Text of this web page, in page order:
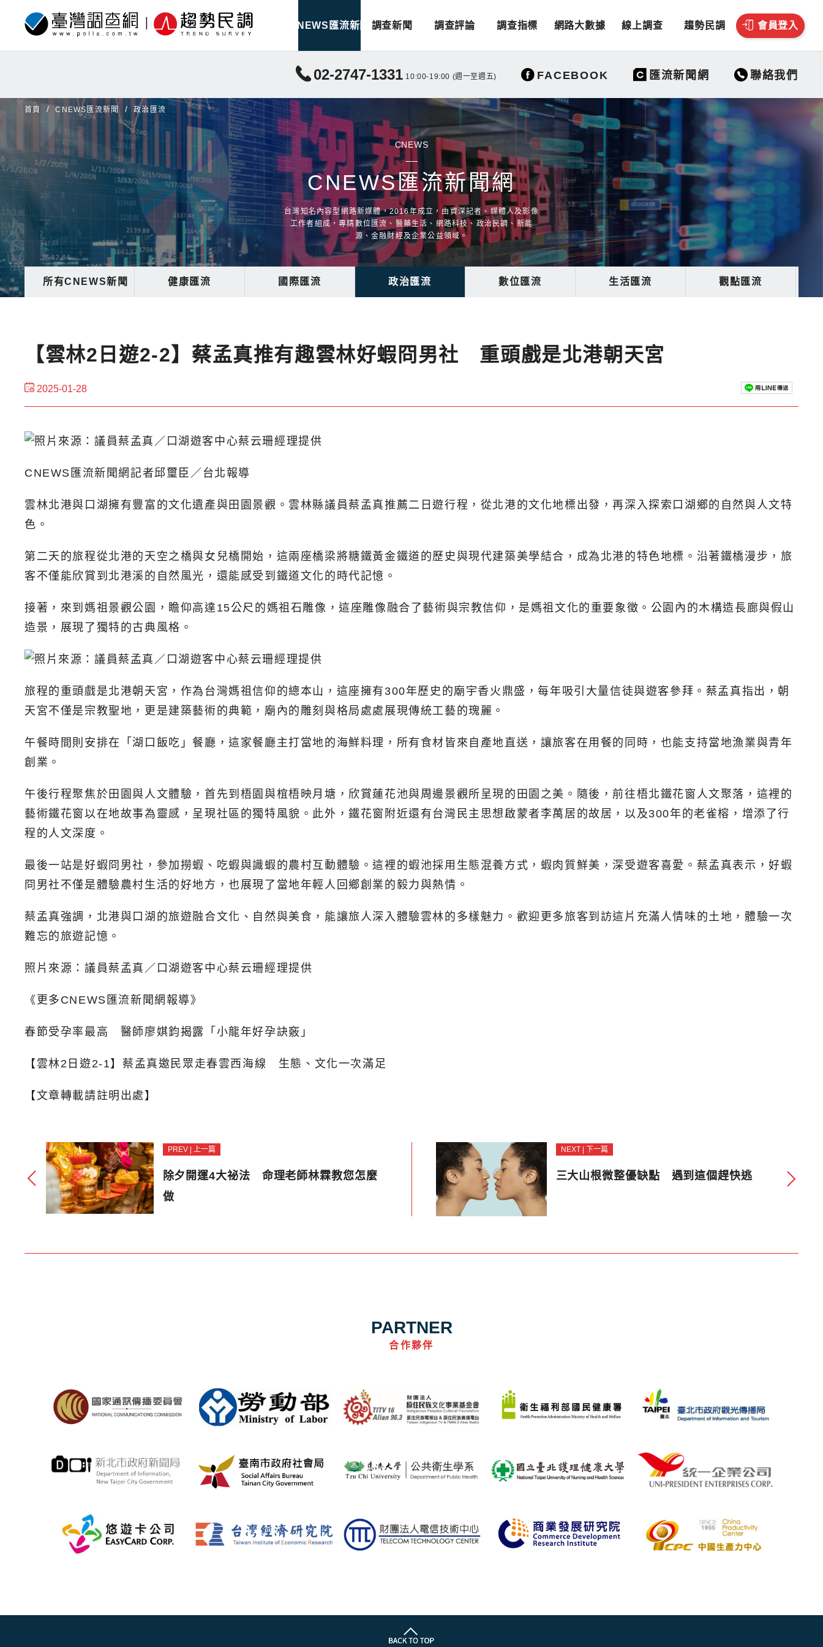
CNEWS匯流新聞 調查新聞 調查評論 調查指標 網路大數據 線上調查 趨勢民調 會員登入
02-2747-1331 10:00-19:00 (週一至週五) FACEBOOK 匯流新聞網 聯絡我們
首頁 CNEWS匯流新聞 政治匯流
CNEWS
CNEWS匯流新聞網
台灣知名內容型網路新媒體，2016年成立，由資深記者、媒體人及影像
工作者組成，專精數位匯流、醫藥生活、網路科技、政治民調、新能
源、金融財經及企業公益領域。
所有CNEWS新聞 健康匯流 國際匯流 政治匯流 數位匯流 生活匯流 觀點匯流
【雲林2日遊2-2】蔡孟真推有趣雲林好蝦冏男社 重頭戲是北港朝天宮
2025-01-28
CNEWS匯流新聞網記者邱璽臣／台北報導
雲林北港與口湖擁有豐富的文化遺產與田園景觀。雲林縣議員蔡孟真推薦二日遊行程，從北港的文化地標出發，再深入探索口湖鄉的自然與人文特
色。
第二天的旅程從北港的天空之橋與女兒橋開始，這兩座橋梁將糖鐵黃金鐵道的歷史與現代建築美學結合，成為北港的特色地標。沿著鐵橋漫步，旅
客不僅能欣賞到北港溪的自然風光，還能感受到鐵道文化的時代記憶。
接著，來到媽祖景觀公園，瞻仰高達15公尺的媽祖石雕像，這座雕像融合了藝術與宗教信仰，是媽祖文化的重要象徵。公園內的木構造長廊與假山
造景，展現了獨特的古典風格。
旅程的重頭戲是北港朝天宮，作為台灣媽祖信仰的總本山，這座擁有300年歷史的廟宇香火鼎盛，每年吸引大量信徒與遊客參拜。蔡孟真指出，朝
天宮不僅是宗教聖地，更是建築藝術的典範，廟內的雕刻與格局處處展現傳統工藝的瑰麗。
午餐時間則安排在「湖口飯吃」餐廳，這家餐廳主打當地的海鮮料理，所有食材皆來自產地直送，讓旅客在用餐的同時，也能支持當地漁業與青年
創業。
午後行程聚焦於田園與人文體驗，首先到梧園與椬梧映月塘，欣賞蓮花池與周邊景觀所呈現的田園之美。隨後，前往梧北鐵花窗人文聚落，這裡的
藝術鐵花窗以在地故事為靈感，呈現社區的獨特風貌。此外，鐵花窗附近還有台灣民主思想啟蒙者李萬居的故居，以及300年的老雀榕，增添了行
程的人文深度。
最後一站是好蝦冏男社，參加撈蝦、吃蝦與識蝦的農村互動體驗。這裡的蝦池採用生態混養方式，蝦肉質鮮美，深受遊客喜愛。蔡孟真表示，好蝦
冏男社不僅是體驗農村生活的好地方，也展現了當地年輕人回鄉創業的毅力與熱情。
蔡孟真強調，北港與口湖的旅遊融合文化、自然與美食，能讓旅人深入體驗雲林的多樣魅力。歡迎更多旅客到訪這片充滿人情味的土地，體驗一次
難忘的旅遊記憶。
照片來源：議員蔡孟真／口湖遊客中心蔡云珊經理提供
《更多CNEWS匯流新聞網報導》
春節受孕率最高 醫師廖娸鈞揭露「小龍年好孕訣竅」
【雲林2日遊2-1】蔡孟真邀民眾走春雲西海線 生態、文化一次滿足
【文章轉載請註明出處】
PREV | 上一篇
除夕開運4大祕法 命理老師林霖教您怎麼
做
NEXT | 下一篇
三大山根微整優缺點 遇到這個趕快逃
PARTNER
合作夥伴